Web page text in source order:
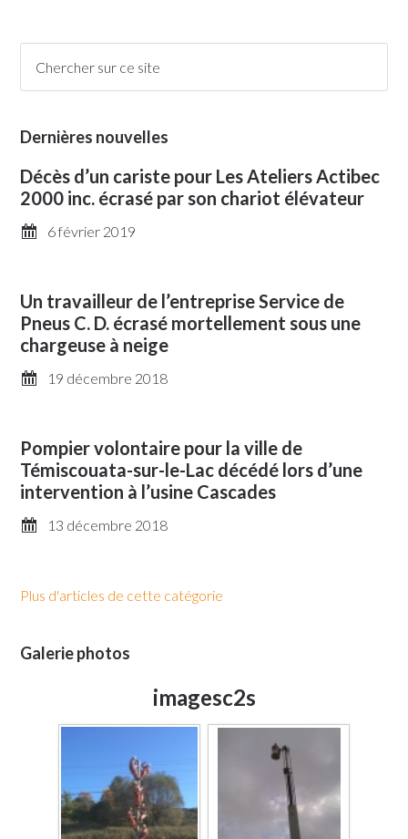
Dernières nouvelles
Décès d’un cariste pour Les Ateliers Actibec
2000 inc. écrasé par son chariot élévateur
6 février 2019
Un travailleur de l’entreprise Service de
Pneus C. D. écrasé mortellement sous une
chargeuse à neige
19 décembre 2018
Pompier volontaire pour la ville de
Témiscouata-sur-le-Lac décédé lors d’une
intervention à l’usine Cascades
13 décembre 2018
Plus d'articles de cette catégorie
Galerie photos
imagesc2s